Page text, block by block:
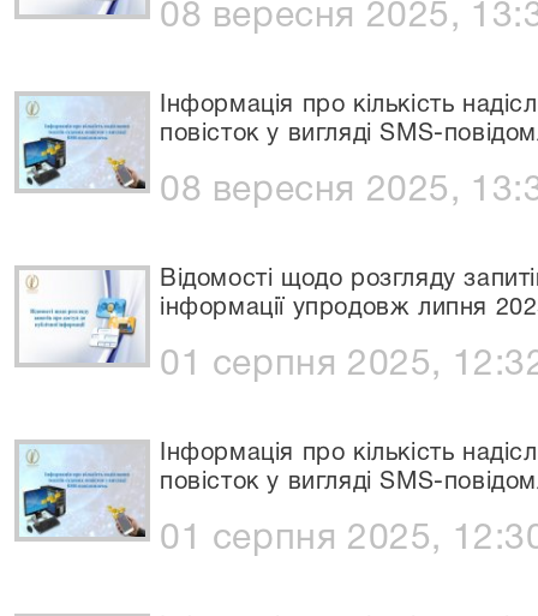
08 вересня 2025,
Інформація про кількість
повісток у вигляді SMS-
08 вересня 2025,
Відомості щодо розгляду
інформації упродовж липня
01 серпня 2025,
Інформація про кількість
повісток у вигляді SMS-
01 серпня 2025,